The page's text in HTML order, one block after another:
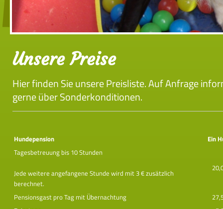
Unsere Preise
Hier finden Sie unsere Preisliste. Auf Anfrage
gerne über Sonderkonditionen.
Hundepension
Ein
Tagesbetreuung bis 10 Stunden
Jede weitere angefangene Stunde wird mit 3 € zusätzlich
berechnet.
Pensionsgast pro Tag mit Übernachtung